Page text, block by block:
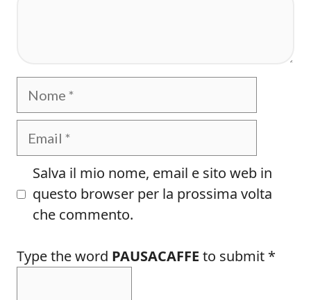
Nome
Email
Salva il mio nome, email e sito web in
questo browser per la prossima volta
che commento.
Type the word PAUSACAFFE to submit *